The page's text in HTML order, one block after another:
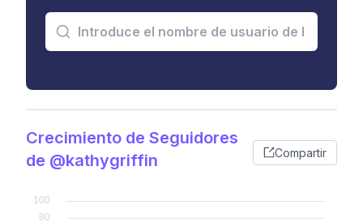
Crecimiento de Seguidores
de @kathygriffin
Compartir